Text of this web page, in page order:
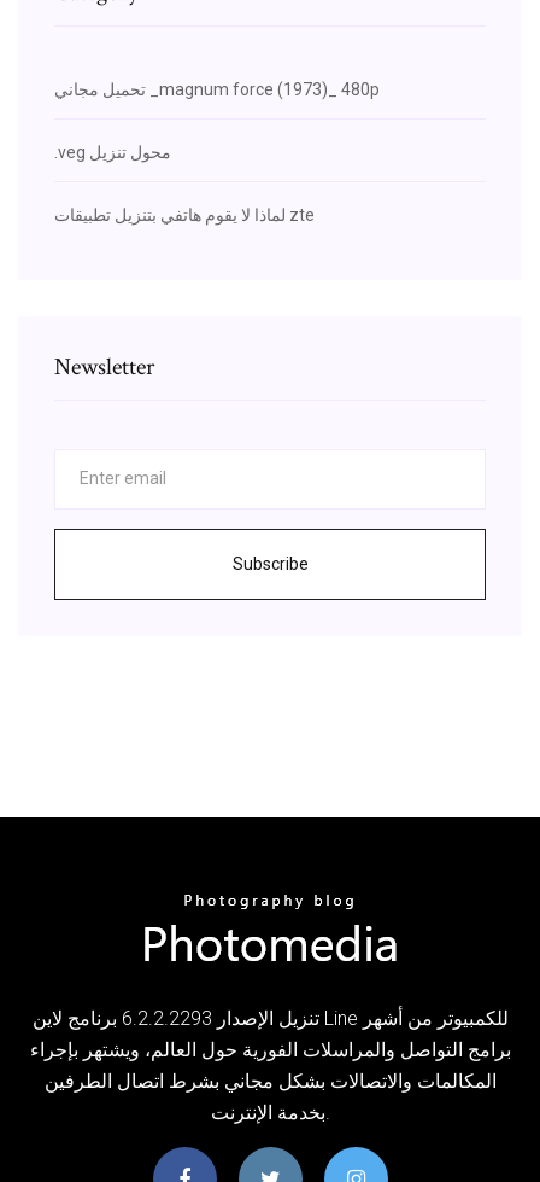
تحميل مجاني _magnum force (1973)_ 480p
.veg محول تنزيل
لماذا لا يقوم هاتفي بتنزيل تطبيقات zte
Newsletter
Subscribe
تنزيل الإصدار 6.2.2.2293 برنامج لاين Line للكمبيوتر من أشهر
برامج التواصل والمراسلات الفورية حول العالم، ويشتهر بإجراء
المكالمات والاتصالات بشكل مجاني بشرط اتصال الطرفين